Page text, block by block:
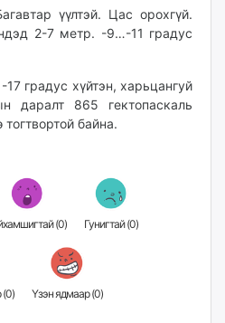
үүлтэй. Цас орохгүй.
2-7 метр. -9…-11 градус
-17 градус хүйтэн, харьцангуй
даралт 865 гектопаскаль
байна.
Гайхамшигтай (0) Гунигтай (0)
Жихүүцмээр (0) Үзэн ядмаар (0)